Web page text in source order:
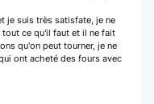
je suis très satisfate, je ne
ce qu'il faut et il ne fait
qu'on peut tourner, je ne
ont acheté des fours avec